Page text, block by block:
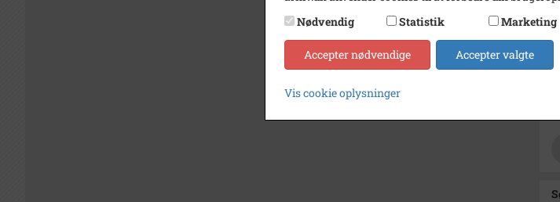
Nødvendig
Statistik Marketing
Accepter nødvendige Accepter valgte
Vis cookie oplysninger